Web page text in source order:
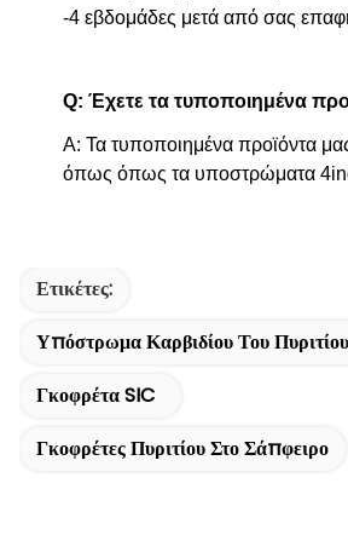
-4 εβδομάδες μετά από σας
Q: Έχετε τα τυποποιημένα
Α: Τα τυποποιημένα προϊόντα
όπως όπως τα υποστρώματα
Ετικέτες:
Υπόστρωμα Καρβιδίου Του Πυριτίου
Γκοφρέτα SIC
Γκοφρέτες Πυριτίου Στο Σάπφειρο